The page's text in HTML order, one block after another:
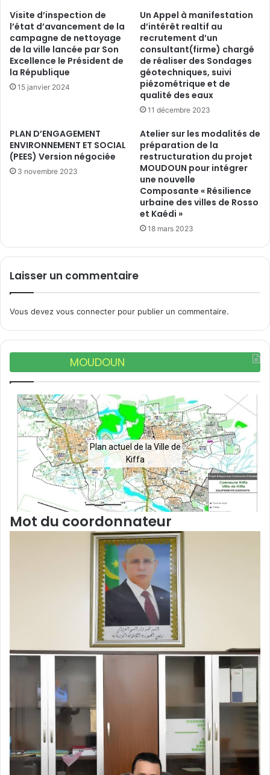
Visite d’inspection de
l’état d’avancement de la
campagne de nettoyage
de la ville lancée par Son
Excellence le Président de
la République
15 janvier 2024
Un Appel à manifestation
d’intérêt realtif au
recrutement d’un
consultant(firme) chargé
de réaliser des Sondages
géotechniques, suivi
piézométrique et de
qualité des eaux
11 décembre 2023
PLAN D’ENGAGEMENT
ENVIRONNEMENT ET SOCIAL
(PEES) Version négociée
3 novembre 2023
Atelier sur les modalités de
préparation de la
restructuration du projet
MOUDOUN pour intégrer
une nouvelle
Composante « Résilience
urbaine des villes de Rosso
et Kaédi »
18 mars 2023
Laisser un commentaire
Vous devez vous connecter pour publier un commentaire.
MOUDOUN
Plan actuel de la Ville de
Kiffa
Mot du coordonnateur